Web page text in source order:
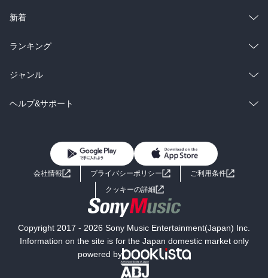
ラノベ
雑誌・グラビア
BL・TL
総合
ラノベ
雑誌・グラビア
BL・TL
新着
総合
ラノベ
雑誌・グラビア
ランキング
総合
ラノベ
ジャンル
コミック
ライトノベル 男子向けラノベ
小説
海外小説
ミステリー SF
文学
ヘルプ&サポート
よくあるご質問 お問い合わせ
会社情報 プライバシーポリシー
ご利用条件
クッキーの詳細
Copyright 2017 - 2026 Sony Music Entertainment(Japan) Inc.
Information on the site is for the Japan domestic market only
powered by